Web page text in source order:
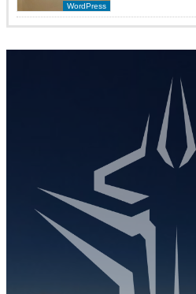
WordPress